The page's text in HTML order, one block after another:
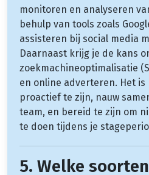
monitoren en analyseren
behulp van tools zoals
assisteren bij social media
Daarnaast krijg je de kans
zoekmachineoptimalisatie
en online adverteren. Het is
proactief te zijn, nauw
team, en bereid te zijn om
te doen tijdens je
5. Welke